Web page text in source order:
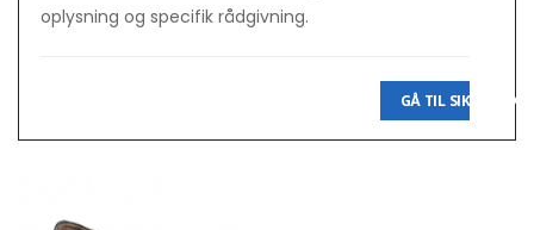
oplysning og specifik rådgivning.
GÅ TIL SIKKER-